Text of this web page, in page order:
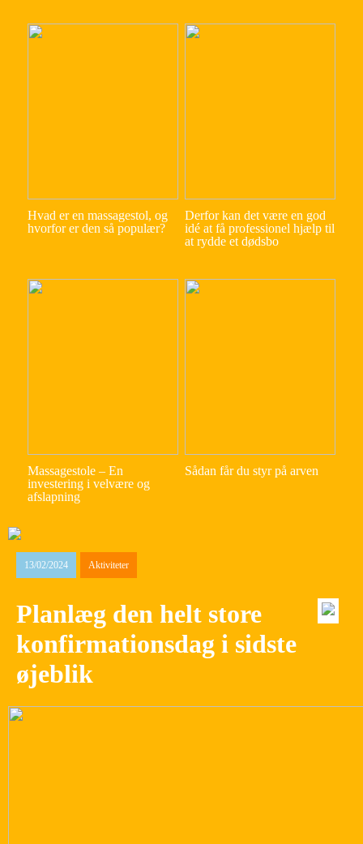
Hvad er en massagestol, og
hvorfor er den så populær?
Derfor kan det være en god
idé at få professionel hjælp til
at rydde et dødsbo
Massagestole – En
investering i velvære og
afslapning
Sådan får du styr på arven
13/02/2024 Aktiviteter
Planlæg den helt store
konfirmationsdag i sidste
øjeblik